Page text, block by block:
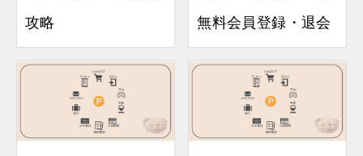
攻略
無料会員登録・退会